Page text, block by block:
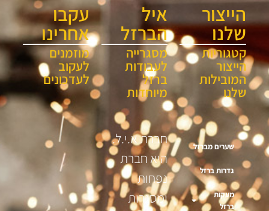
הייצור
שלנו
קטגוריות
הייצור
המובילות
שלנו
שערים מברזל
גדרות ברזל
מעקות
ברזל
איל
הברזל
מסגרייה
לעבודות
ברזל
מיוחדות
חברת א.י.ל.
היא חברת
נפחות
ומסגרות
עקבו
אחרינו
מוזמנים
לעקוב
לעדכונים